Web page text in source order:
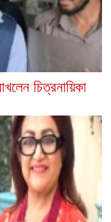
চিত্রনায়িকা